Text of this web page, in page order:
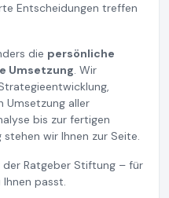
Entscheidungen treffen
die persönliche
Umsetzung. Wir
Umsetzung aller
bis zur fertigen
wir Ihnen zur Seite.
der Ratgeber Stiftung – für
passt.